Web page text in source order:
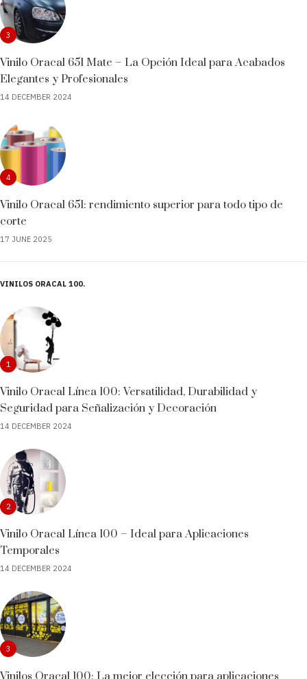
3
Vinilo Oracal 651 Mate – La Opción Ideal para Acabados
Elegantes y Profesionales
14 DECEMBER 2024
4
Vinilo Oracal 651: rendimiento superior para todo tipo de
corte
17 JUNE 2025
VINILOS ORACAL 100
1
Vinilo Oracal Línea 100: Versatilidad, Durabilidad y
Seguridad para Señalización y Decoración
14 DECEMBER 2024
2
Vinilo Oracal Línea 100 – Ideal para Aplicaciones
Temporales
14 DECEMBER 2024
3
Vinilos Oracal 100: La mejor elección para aplicaciones